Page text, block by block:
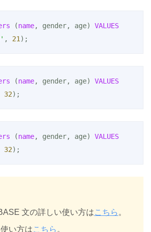
(name, gender, age) VALUES
, 21);
(name, gender, age) VALUES
32);
(name, gender, age) VALUES
32);
文の詳しい使い方はこちら 。
い方はこちら 。